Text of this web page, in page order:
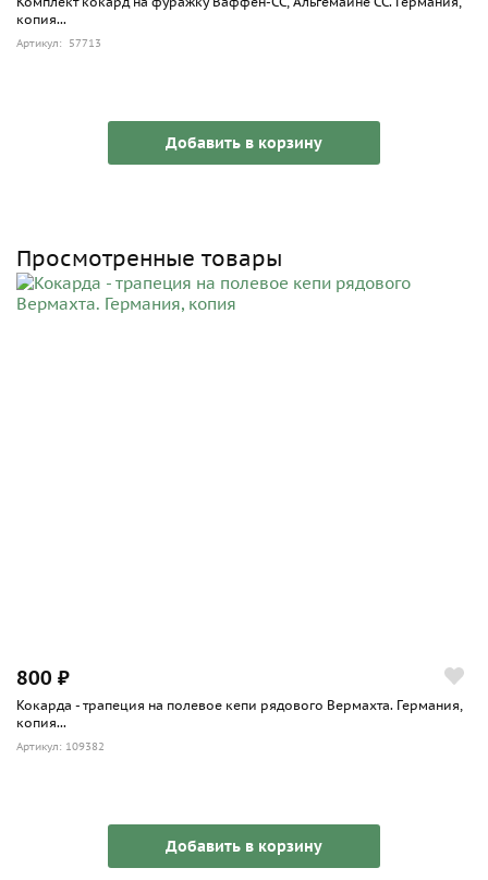
копия...
Артикул: 57713
Добавить в корзину
Просмотренные товары
800 ₽
Кокарда - трапеция на полевое кепи рядового Вермахта. Германия,
копия...
Артикул: 109382
Добавить в корзину